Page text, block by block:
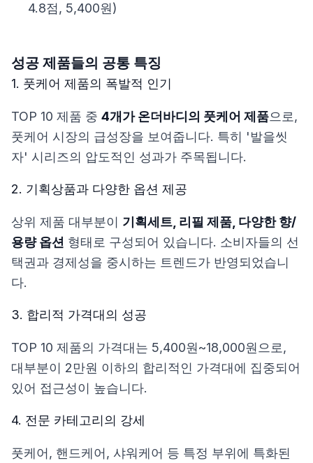
4.8점, 5,400원)
성공 제품들의 공통 특징
1. 풋케어 제품의 폭발적 인기
TOP 10 제품 중 4개가 온더바디의 풋케어 제품으로,
풋케어 시장의 급성장을 보여줍니다. 특히 '발을씻
자' 시리즈의 압도적인 성과가 주목됩니다.
2. 기획상품과 다양한 옵션 제공
상위 제품 대부분이 기획세트, 리필 제품, 다양한 향/
용량 옵션 형태로 구성되어 있습니다. 소비자들의 선
택권과 경제성을 중시하는 트렌드가 반영되었습니
다.
3. 합리적 가격대의 성공
TOP 10 제품의 가격대는 5,400원~18,000원으로,
대부분이 2만원 이하의 합리적인 가격대에 집중되어
있어 접근성이 높습니다.
4. 전문 카테고리의 강세
풋케어, 핸드케어, 샤워케어 등 특정 부위에 특화된